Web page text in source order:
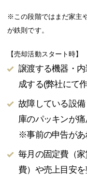
※この段階ではまだ家主
が鉄則です。
【売却活動スタート時】
譲渡する機器・
成する(弊社にて
故障している設
庫のパッキンが
※事前の申告があ
毎月の固定費（
費）や売上目安を